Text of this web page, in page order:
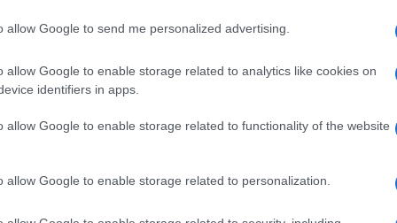
allow Google to send me personalized advertising.
allow Google to enable storage related to analytics like cookies on
identifiers in apps.
allow Google to enable storage related to functionality of the website
allow Google to enable storage related to personalization.
ο θείος μου αποχώρησαν. Ήθελα να
φτιάξω το γήπεδο.
Ήμασταν στην 17η θέση,
σκεφτόμουν πώς θα φέρω τον Εργκίν